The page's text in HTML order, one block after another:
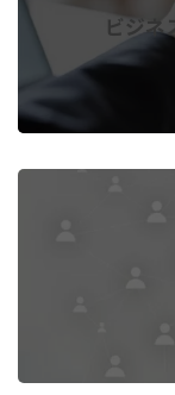
ビジネ